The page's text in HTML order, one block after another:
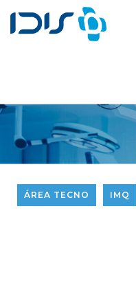
ÁREA TECNO IMQ